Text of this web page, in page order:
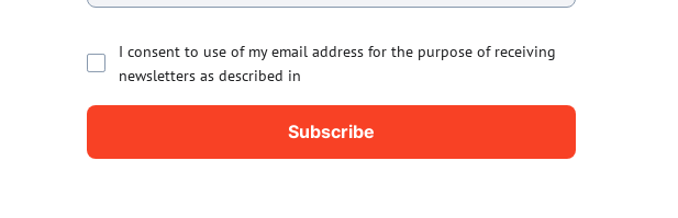
I consent to use of my email address for the purpose of receiving
newsletters as described in